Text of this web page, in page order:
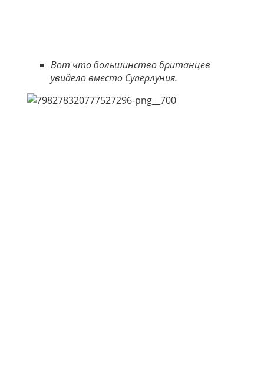
Вот что большинство британцев
увидело вместо Суперлуния.